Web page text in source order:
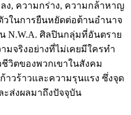
ง, ความกร่าง, ความกล้าหาญ
วในการยืนหยัดต่อต้านอำนาจ
N.W.A. ศิลปินกลุ่มที่อันตราย
มจริงอย่างที่ไม่เคยมีใครทำ
ชีวิตของพวกเขาในสังคม
วร้าวและความรุนแรง ซึ่งจุด
ส่งผลมาถึงปัจจุบัน